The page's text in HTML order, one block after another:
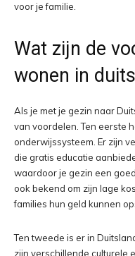
voor je familie.
Wat zijn de
wonen in
Als je met je gezin naar
van voordelen. Ten eerste
onderwijssysteem. Er zijn
die gratis educatie
waardoor je gezin een
ook bekend om zijn lage
families hun geld kunnen
Ten tweede is er in
zijn verschillende culturele